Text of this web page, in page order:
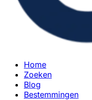
Home
Zoeken
Blog
Bestemmingen